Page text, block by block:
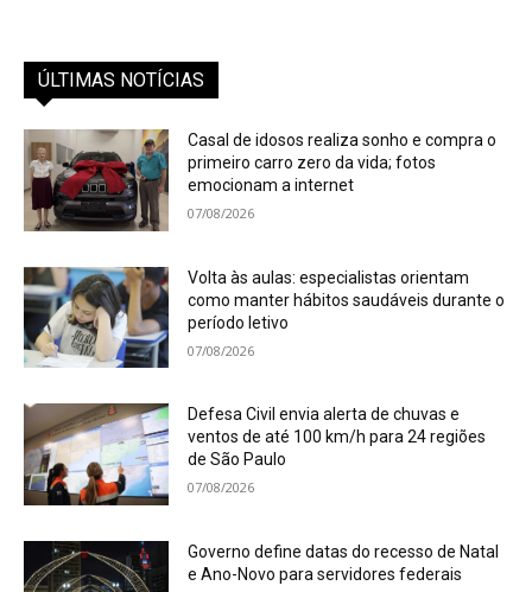
ÚLTIMAS NOTÍCIAS
Casal de idosos realiza sonho e compra o
primeiro carro zero da vida; fotos
emocionam a internet
07/08/2026
Volta às aulas: especialistas orientam
como manter hábitos saudáveis durante o
período letivo
07/08/2026
Defesa Civil envia alerta de chuvas e
ventos de até 100 km/h para 24 regiões
de São Paulo
07/08/2026
Governo define datas do recesso de Natal
e Ano-Novo para servidores federais